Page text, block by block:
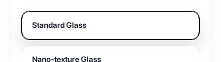
Standard Glass
Nano-texture Glass